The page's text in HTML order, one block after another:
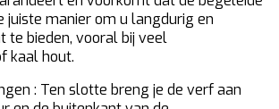
juiste manier om u langdurig en
te bieden, vooral bij veel
kaal hout.
: Ten slotte breng je de verf aan